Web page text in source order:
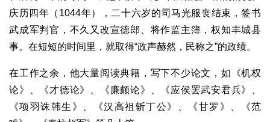
庆历四年（1044年），二十六岁的司马光服丧结束，签书
武成军判官，不久又改宣德郎、将作监主簿，权知丰城县
事。在短短的时间里，就取得“政声赫然，民称之”的政绩。
在工作之余，他大量阅读典籍，写下不少论文，如《机权
论》、《才德论》、《廉颇论》、《应侯罢武安君兵》、
《项羽诛韩生》、《汉高祖斩丁公》、《甘罗》、《范